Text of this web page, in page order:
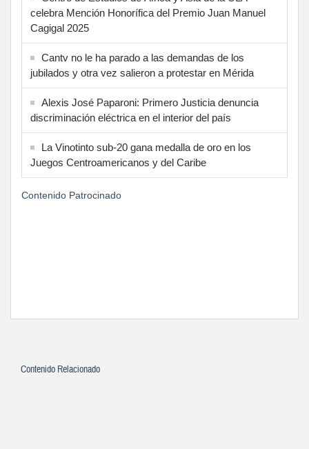
celebra Mención Honorífica del Premio Juan Manuel
Cagigal 2025
Cantv no le ha parado a las demandas de los
jubilados y otra vez salieron a protestar en Mérida
Alexis José Paparoni: Primero Justicia denuncia
discriminación eléctrica en el interior del país
La Vinotinto sub-20 gana medalla de oro en los
Juegos Centroamericanos y del Caribe
Contenido Patrocinado
Contenido Relacionado